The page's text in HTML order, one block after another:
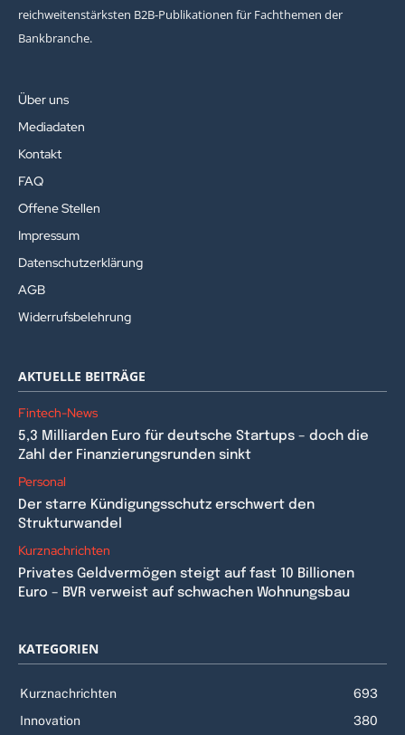
reichweitenstärksten B2B-Publikationen für Fachthemen der
Bankbranche.
Über uns
Mediadaten
Kontakt
FAQ
Offene Stellen
Impressum
Datenschutzerklärung
AGB
Widerrufsbelehrung
AKTUELLE BEITRÄGE
Fintech-News
5,3 Milliarden Euro für deutsche Startups – doch die
Zahl der Finanzierungsrunden sinkt
Personal
Der starre Kündigungsschutz erschwert den
Strukturwandel
Kurznachrichten
Privates Geldvermögen steigt auf fast 10 Billionen
Euro – BVR verweist auf schwachen Wohnungsbau
KATEGORIEN
Kurznachrichten
693
Innovation
380